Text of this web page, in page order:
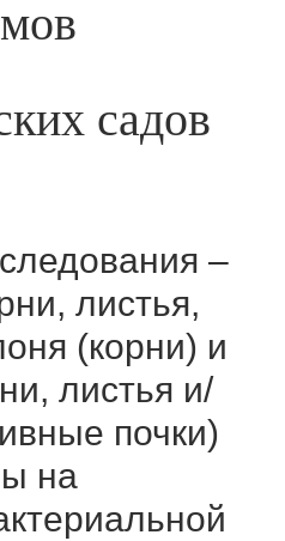
садов
–
листья,
(корни) и
листья и/
почки)
на